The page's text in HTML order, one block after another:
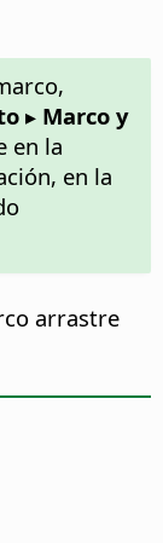
▸ Marco y
en la
en la
arrastre